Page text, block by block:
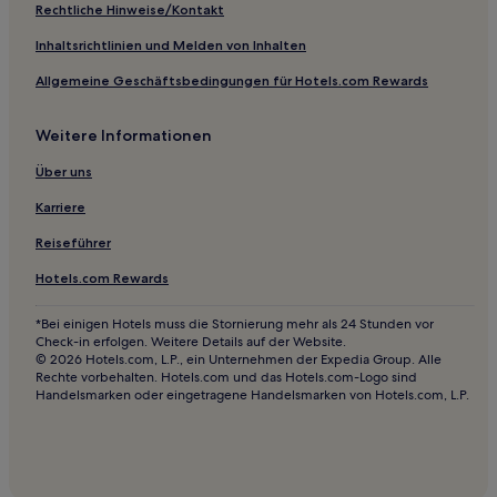
Pousadas in Rio de Janeiro
Aparthotels in Rio de Janeiro
Ferienwohnungen in Copacabana
Ferienwohnungen in Avenida Atlantica
Hotels mit Parkplatz nahe Strand von Ipanema
Hotels mit Pool nahe Strand von Ipanema
Hotels mit Shoppingmöglichkeit nahe Praia do Arpoador
Günstige nahe Praia do Arpoador
Strand in Leme
Haustierfreundliche in Leme
Hotels mit inbegriffenem Frühstück in Leme
Rechtliche Hinweise/Kontakt
Inhaltsrichtlinien und Melden von Inhalten
Allgemeine Geschäftsbedingungen für Hotels.com Rewards
Weitere Informationen
Über uns
Karriere
Reiseführer
Hotels.com Rewards
*Bei einigen Hotels muss die Stornierung mehr als 24 Stunden vor
Check-in erfolgen. Weitere Details auf der Website.
© 2026 Hotels.com, L.P., ein Unternehmen der Expedia Group. Alle
Rechte vorbehalten. Hotels.com und das Hotels.com-Logo sind
Handelsmarken oder eingetragene Handelsmarken von Hotels.com, L.P.